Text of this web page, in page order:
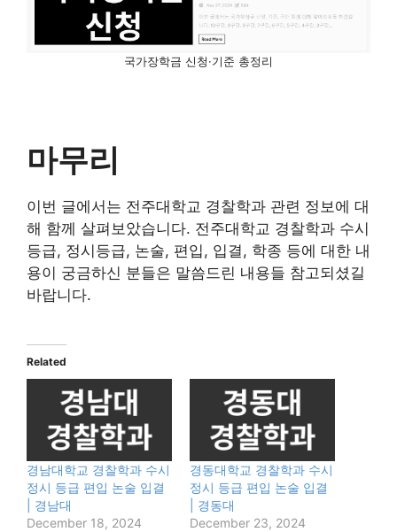
국가장학금 신청·기준 총정리
마무리
이번 글에서는 전주대학교 경찰학과 관련 정보에 대
해 함께 살펴보았습니다. 전주대학교 경찰학과 수시
등급, 정시등급, 논술, 편입, 입결, 학종 등에 대한 내
용이 궁금하신 분들은 말씀드린 내용들 참고되셨길
바랍니다.
Related
경남대학교 경찰학과 수시
정시 등급 편입 논술 입결
| 경남대
December 18, 2024
경동대학교 경찰학과 수시
정시 등급 편입 논술 입결
| 경동대
December 23, 2024